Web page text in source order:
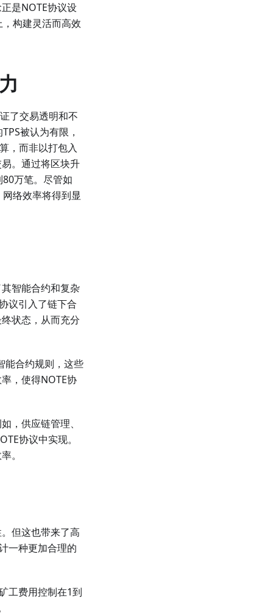
是NOTE协议设
构建灵活而高效
了交易透明和不
被认为有限，
，而非以打包入
。通过将区块升
万笔。尽管如
络效率将得到显
智能合约和复杂
议引入了链下合
状态，从而充分
能合约规则，这些
，使得NOTE协
，供应链管理、
协议中实现。
。
但这也带来了高
一种更加合理的
工费用控制在1到